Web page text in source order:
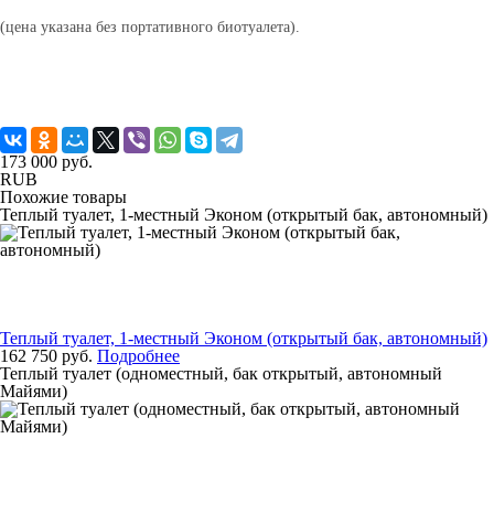
(цена указана без портативного биотуалета).
173 000 руб.
RUB
Похожие товары
Теплый туалет, 1-местный Эконом (открытый бак, автономный)
Теплый туалет, 1-местный Эконом (открытый бак, автономный)
162 750 руб. Подробнее
Теплый туалет (одноместный, бак открытый, автономный
Майями)